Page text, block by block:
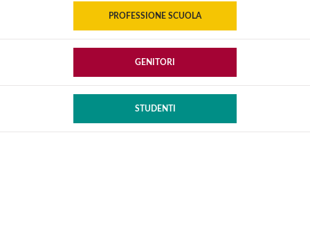
PROFESSIONE SCUOLA
GENITORI
STUDENTI